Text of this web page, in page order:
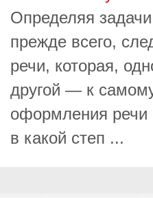
Определяя
прежде всего,
речи, которая,
другой — к
оформления речи
в какой степ ...